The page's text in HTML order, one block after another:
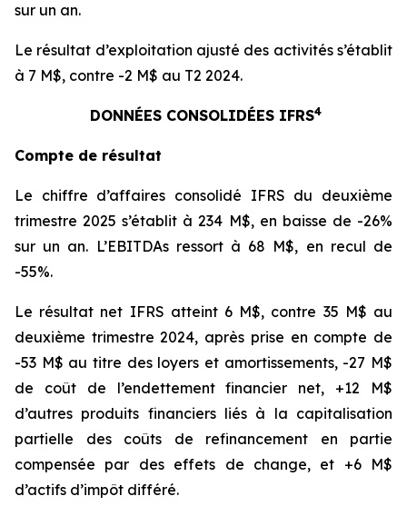
sur un an.
Le résultat d’exploitation ajusté des activités s’établit
à 7 M$, contre -2 M$ au T2 2024.
DONNÉES CONSOLIDÉES IFRS4
Compte de résultat
Le chiffre d’affaires consolidé IFRS du deuxième
trimestre 2025 s’établit à 234 M$, en baisse de -26%
sur un an. L’EBITDAs ressort à 68 M$, en recul de
-55%.
Le résultat net IFRS atteint 6 M$, contre 35 M$ au
deuxième trimestre 2024, après prise en compte de
-53 M$ au titre des loyers et amortissements, -27 M$
de coût de l’endettement financier net, +12 M$
d’autres produits financiers liés à la capitalisation
partielle des coûts de refinancement en partie
compensée par des effets de change, et +6 M$
d’actifs d’impôt différé.